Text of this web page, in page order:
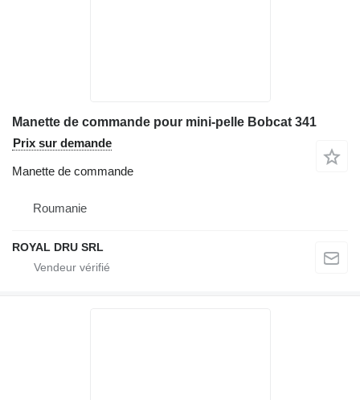
Manette de commande pour mini-pelle Bobcat 341
Prix sur demande
Manette de commande
Roumanie
ROYAL DRU SRL